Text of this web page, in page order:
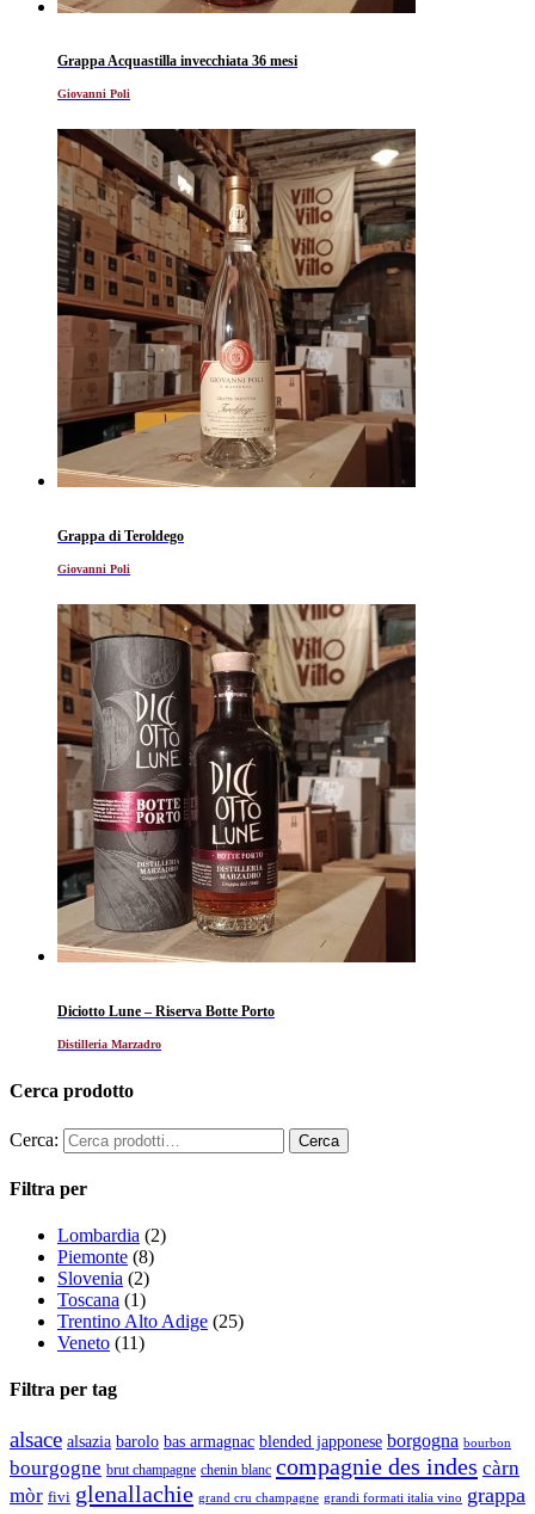
Grappa Acquastilla invecchiata 36 mesi
Giovanni Poli
Grappa di Teroldego
Giovanni Poli
Diciotto Lune – Riserva Botte Porto
Distilleria Marzadro
Cerca prodotto
Cerca:
Filtra per
Lombardia (2)
Piemonte (8)
Slovenia (2)
Toscana (1)
Trentino Alto Adige (25)
Veneto (11)
Filtra per tag
alsace alsazia barolo bas armagnac blended japponese borgogna bourbon
bourgogne brut champagne chenin blanc compagnie des indes càrn
mòr fivi glenallachie grand cru champagne grandi formati italia vino grappa